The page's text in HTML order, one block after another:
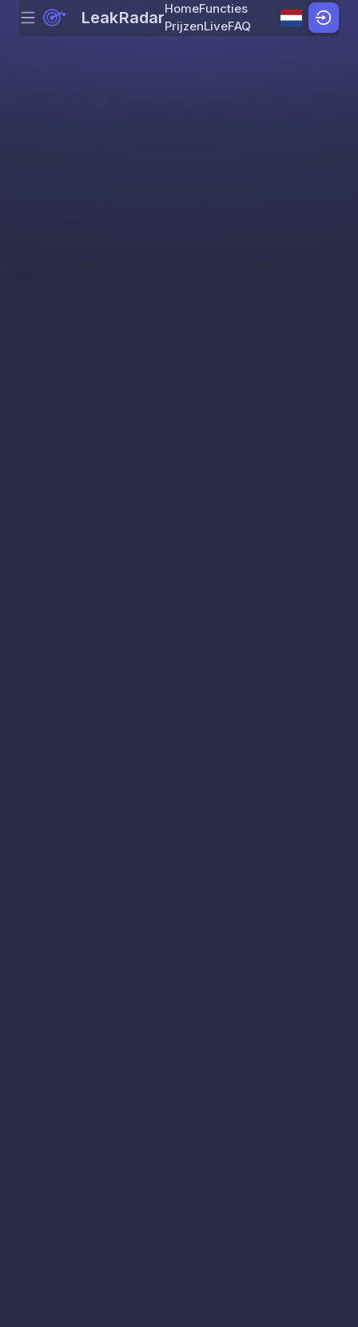
Skip to content
Menu LeakRadarHomeFuncties
PrijzenLiveFAQ